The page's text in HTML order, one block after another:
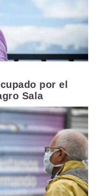
por el
Sala